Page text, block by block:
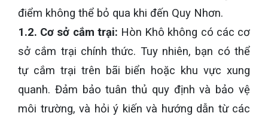
1.2. Cơ sở cắm trại: Hòn Khô không có các cơ
sở cắm trại chính thức. Tuy nhiên, bạn có thể
tự cắm trại trên bãi biển hoặc khu vực xung
quanh. Đảm bảo tuân thủ quy định và bảo vệ
môi trường, và hỏi ý kiến và hướng dẫn từ các